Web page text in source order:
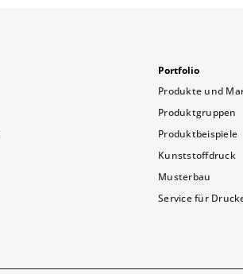
Portfolio
Produkte und
Produktgruppen
Produktbeispiele
Kunststoffdruck
Musterbau
Service für